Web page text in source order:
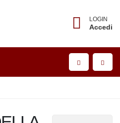
LOGIN
Accedi